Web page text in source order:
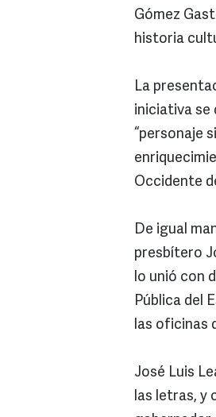
Gómez
historia
La
iniciativa se
“personaje
Occidente
De igual
presbítero
lo unió con
Pública del
las oficinas
José Luis
las letras, y